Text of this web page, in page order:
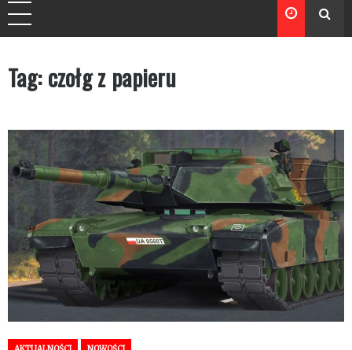
Tag:czołg z papieru